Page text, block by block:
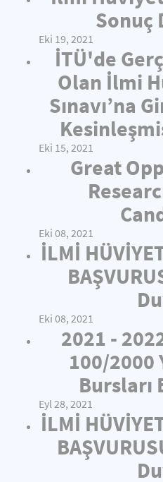
Sonuç
Eki 19, 2021
İTÜ'de
Olan İlmi
Sınavı’na
Eki 15, 2021
Great
Eki 08, 2021
İLMİ
Eki 08, 2021
2021 -
100/2000
Bursları
Eyl 28, 2021
İLMİ